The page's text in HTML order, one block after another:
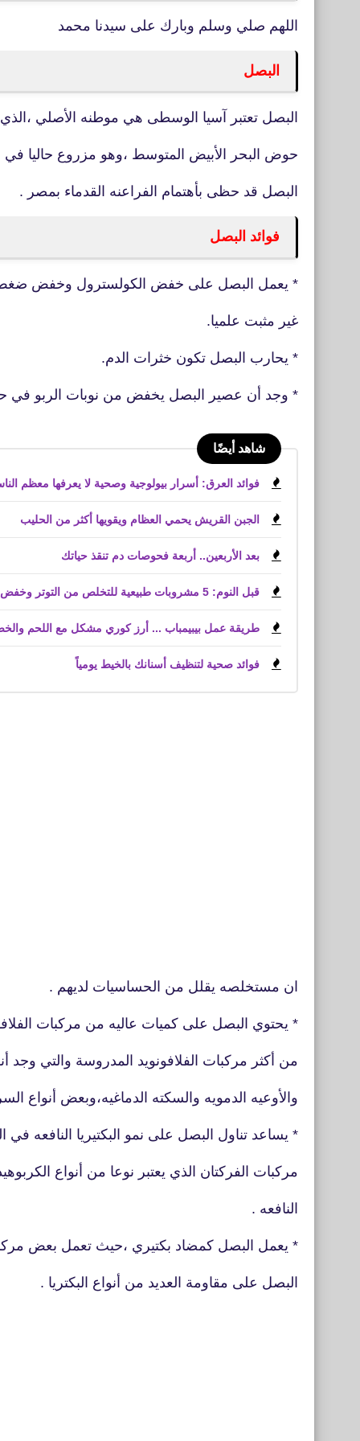
اللهم صلي وسلم وبارك على سيدنا محمد
البصل
البصل تعتبر آسيا الوسطى هي موطنه الأصلي
حوض البحر الأبيض المتوسط ،وهو مزروع حاليا في
البصل قد حظى بأهتمام الفراعنه القدماء بمصر .
فوائد البصل
* يعمل البصل على خفض الكولسترول وخفض ضغط
غير مثبت علميا.
* يحارب البصل تكون خثرات الدم.
* وجد أن عصير البصل يخفض من نوبات الربو في
شاهد أيضًا
فوائد العرق: أسرار بيولوجية وصحية لا يعرفها معظم
الجبن القريش يحمي العظام ويقويها أكثر من الحليب
بعد الأربعين.. أربعة فحوصات دم تنقذ حياتك
قبل النوم: 5 مشروبات طبيعية للتخلص من التوتر وخفض الكوليسترول
طريقة عمل بيبيمباب ... أرز كوري مشكل مع اللحم
فوائد صحية لتنظيف أسنانك بالخيط يومياً
ان مستخلصه يقلل من الحساسيات لديهم .
* يحتوي البصل على كميات عاليه من مركبات
من أكثر مركبات الفلافونويد المدروسة والتي
والأوعيه الدمويه والسكته الدماغيه،وبعض أنواع
* يساعد تناول البصل على نمو البكتيريا النافعه
مركبات الفركتان الذي يعتبر نوعا من أنواع
النافعه .
* يعمل البصل كمضاد بكتيري ،حيث تعمل بعض
البصل على مقاومة العديد من أنواع البكتريا .